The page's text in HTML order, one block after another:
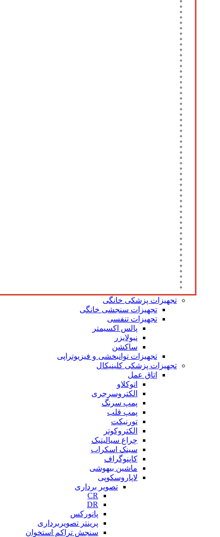
تجهیزات پزشکی خانگی
تجهیزات سنجشی خانگی
تجهیزات تنفسی
پالس اکسیمتر
نبولایزر
ساکشن
تجهیزات توانبخشی و فیزیوتراپی
تجهیزات پزشکی کلینیکال
اتاق عمل
اتوکلاو
الکتروسرجری
پمپ سرنگ
پمپ قلب
تورنیکت
الکتروکوتر
چراغ سیالیتیک
سینک اسکراب
کاپنوگراف
ماشین بیهوشی
لاپاروسکوپی
تصویر برداری
CR
DR
پانورکس
پرینتر تصویربرداری
سنجش تراکم استخوان